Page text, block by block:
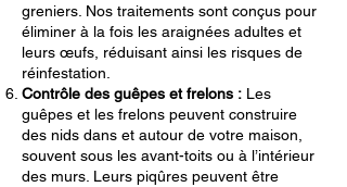
greniers. Nos traitements sont conçus pour
éliminer à la fois les araignées adultes et
leurs œufs, réduisant ainsi les risques de
réinfestation.
Contrôle des guêpes et frelons : Les
guêpes et les frelons peuvent construire
des nids dans et autour de votre maison,
souvent sous les avant-toits ou à l’intérieur
des murs. Leurs piqûres peuvent être